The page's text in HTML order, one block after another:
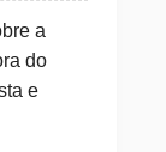
a
do
e